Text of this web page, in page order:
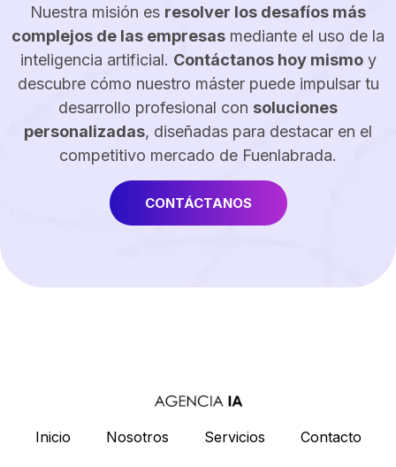
Nuestra misión es resolver los desafíos más
complejos de las empresas mediante el uso de la
inteligencia artificial. Contáctanos hoy mismoy
descubre cómo nuestro máster puede impulsar tu
desarrollo profesional con soluciones
personalizadas, diseñadas para destacar en el
competitivo mercado de Fuenlabrada.
CONTÁCTANOS
Inicio Nosotros Servicios Contacto